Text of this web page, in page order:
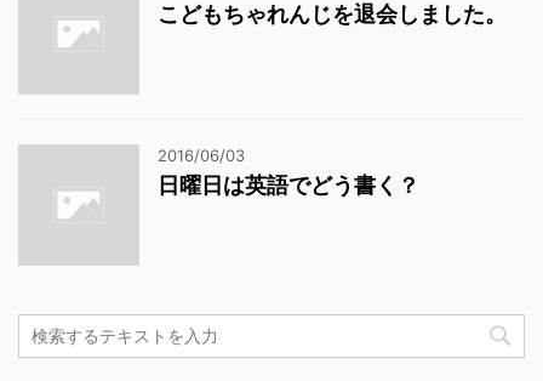
こどもちゃれんじを退会しました。
2016/06/03
日曜日は英語でどう書く？